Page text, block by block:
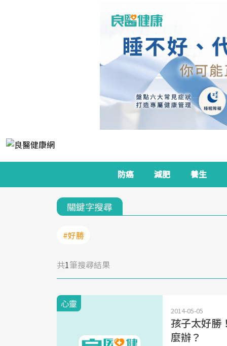
防癌 減肥 養生
關鍵字搜尋
#好勝
共1筆搜尋結果
心靈
2014-05-05
孩子太好勝
麼辦？